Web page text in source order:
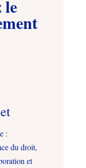
le
:
du droit,
et